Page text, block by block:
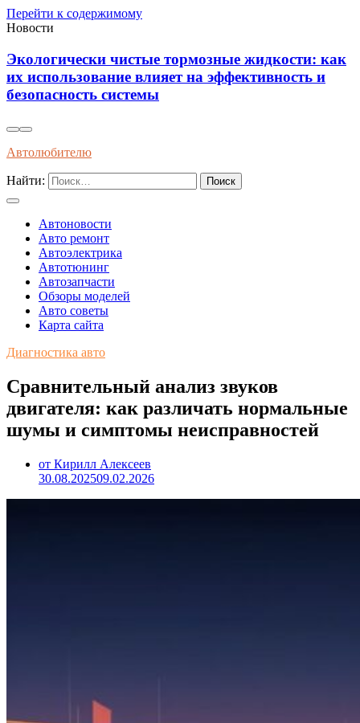
Перейти к содержимому
Новости
Экологически чистые тормозные жидкости: как
их использование влияет на эффективность и
безопасность системы
Автолюбителю
Найти:
Автоновости
Авто ремонт
Автоэлектрика
Автотюнинг
Автозапчасти
Обзоры моделей
Авто советы
Карта сайта
Диагностика авто
Сравнительный анализ звуков
двигателя: как различать нормальные
шумы и симптомы неисправностей
от Кирилл Алексеев
30.08.202509.02.2026